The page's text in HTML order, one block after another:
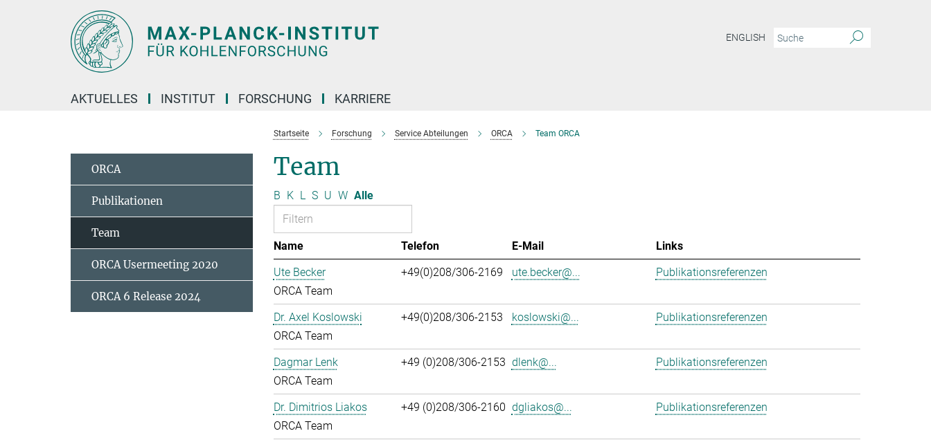
ENGLISH
AKTUELLES INSTITUT FORSCHUNG KARRIERE
Startseite Forschung Service Abteilungen ORCA Team ORCA
Team
B K L S U W Alle
Name Telefon E-Mail
Links
Ute Becker
ORCA Team
+49(0)208/306-2169 ute.becker@... Publikationsreferenzen
Dr. Axel Koslowski
ORCA Team
+49(0)208/306-2153 koslowski@... Publikationsreferenzen
Dagmar Lenk
ORCA Team
+49 (0)208/306-2153 dlenk@... Publikationsreferenzen
Dr. Dimitrios Liakos
ORCA Team
+49 (0)208/306-2160 dgliakos@... Publikationsreferenzen
ORCA
Publikationen
Team
ORCA Usermeeting 2020
ORCA 6 Release 2024